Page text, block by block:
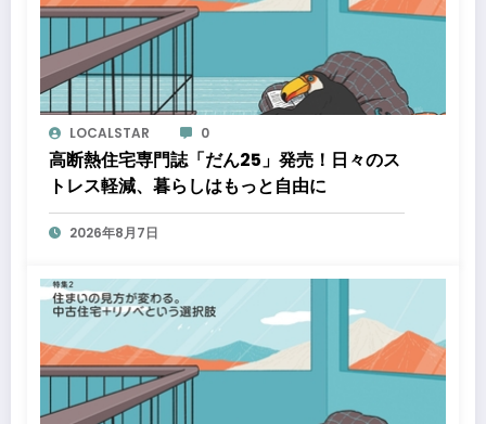
LOCALSTAR 0
高断熱住宅専門誌「だん25」発売！日々のス
トレス軽減、暮らしはもっと自由に
2026年8月7日